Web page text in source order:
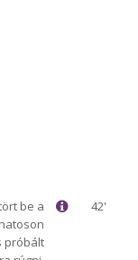
42'
be a
próbált